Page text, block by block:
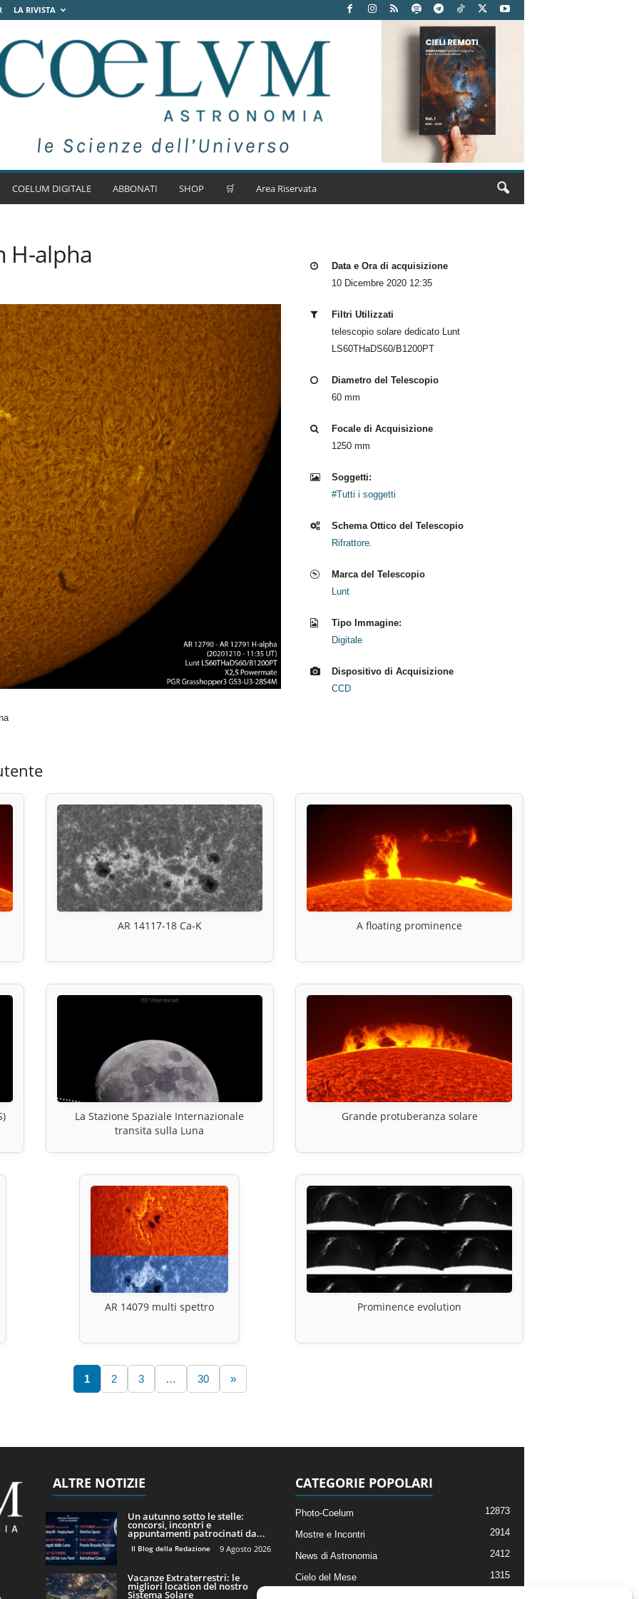
LA RIVISTA
COELUM DIGITALE ABBONATI SHOP 🛒 Area Riservata
H-alpha
Data e Ora di acquisizione
10 Dicembre 2020 12:35
Filtri Utilizzati
telescopio solare dedicato Lunt
LS60THaDS60/B1200PT
Diametro del Telescopio
60 mm
Focale di Acquisizione
1250 mm
Soggetti:
#Tutti i soggetti
Schema Ottico del Telescopio
Rifrattore.
Marca del Telescopio
Lunt
Tipo Immagine:
Digitale
Dispositivo di Acquisizione
CCD
AR 14117-18 Ca-K A floating prominence
La Stazione Spaziale Internazionale
transita sulla Luna
Grande protuberanza solare
AR 14079 multi spettro Prominence evolution
1 2 3 … 30 »
ALTRE NOTIZIE
Un autunno sotto le stelle:
concorsi, incontri e
appuntamenti patrocinati da...
Il Blog della Redazione 9 Agosto 2026
Vacanze Extraterrestri: le
migliori location del nostro
Sistema Solare
CATEGORIE POPOLARI
Photo-Coelum 12873
Mostre e Incontri 2914
News di Astronomia 2412
Cielo del Mese 1315